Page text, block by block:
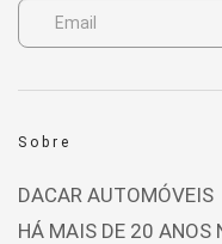
Sobre
DACAR AUTOMÓVEIS
HÁ MAIS DE 20 ANOS